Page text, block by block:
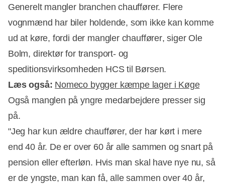
Generelt mangler branchen chauffører. Flere
vognmænd har biler holdende, som ikke kan komme
ud at køre, fordi der mangler chauffører, siger Ole
Bolm, direktør for transport- og
speditionsvirksomheden HCS til Børsen.
Læs også: Nomeco bygger kæmpe lager i Køge
Også manglen på yngre medarbejdere presser sig
på.
"Jeg har kun ældre chauffører, der har kørt i mere
end 40 år. De er over 60 år alle sammen og snart på
pension eller efterløn. Hvis man skal have nye nu, så
er de yngste, man kan få, alle sammen over 40 år,